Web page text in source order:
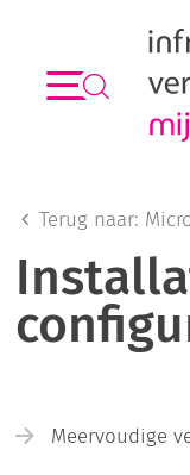
Terug naar:
Meervoudige